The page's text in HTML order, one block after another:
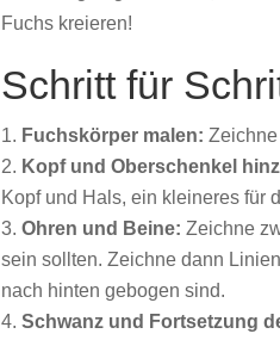
Fuchs kreieren!
Schritt für
Fuchskörper malen:
Kopf und Oberschenkel
Kopf und Hals, ein kleineres für
Ohren und Beine: Zeichne
sein sollten. Zeichne dann
nach hinten gebogen sind.
Schwanz und Fortsetzung